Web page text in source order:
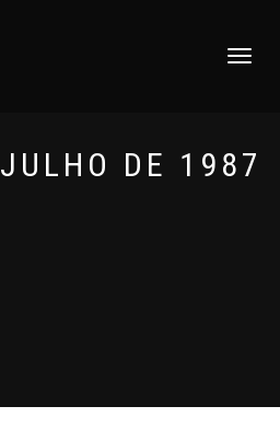
ALTERNAR
DE 1987